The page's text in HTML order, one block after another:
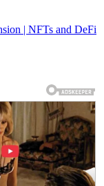
| NFTs and DeFi